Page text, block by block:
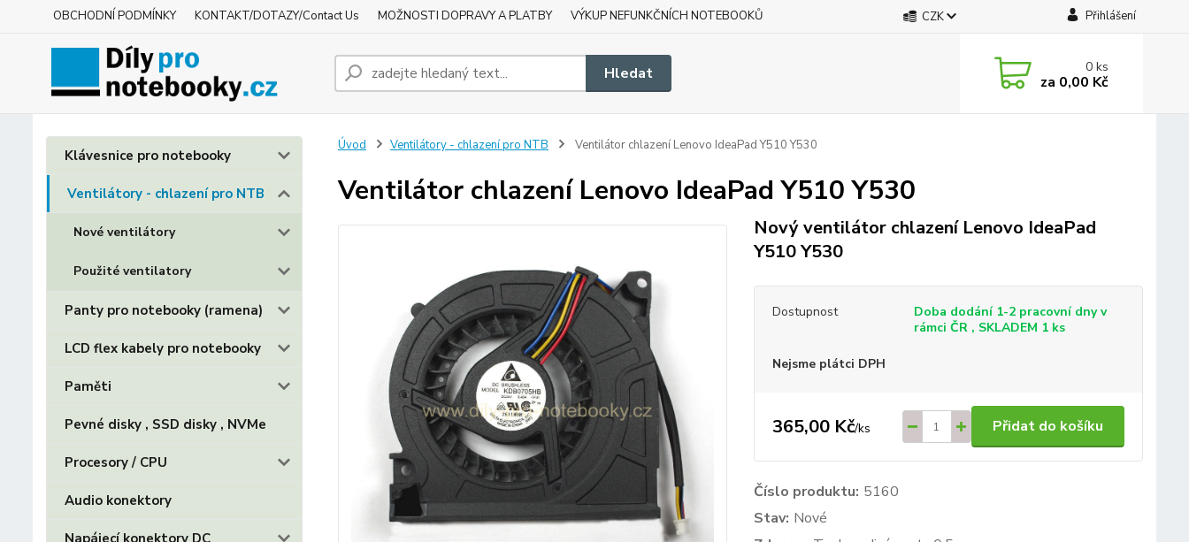
OBCHODNÍ PODMÍNKY KONTAKT/DOTAZY/Contact Us MOŽNOSTI DOPRAVY A PLATBY VÝKUP NEFUNKČNÍCH NOTEBOOKŮ CZK Přihlášení
Hledat 0ks
za 0,00 Kč
Klávesnice pro notebooky
Ventilátory - chlazení pro NTB
Nové ventilátory
Použité ventilatory
Panty pro notebooky (ramena)
LCD flex kabely pro notebooky
Paměti
Pevné disky , SSD disky , NVMe
Procesory / CPU
Audio konektory
Napájecí konektory DC
Úvod Ventilátory - chlazení pro NTB Ventilátor chlazení Lenovo IdeaPad Y510 Y530
Ventilátor chlazení Lenovo IdeaPad Y510 Y530
Nový ventilátor chlazení Lenovo IdeaPad
Y510 Y530
Dostupnost
Doba dodání 1-2 pracovní dny v
rámci ČR , SKLADEM 1 ks
Nejsme plátci DPH
365,00 Kč/ks Přidat do košíku
Číslo produktu: 5160
Stav: Nové